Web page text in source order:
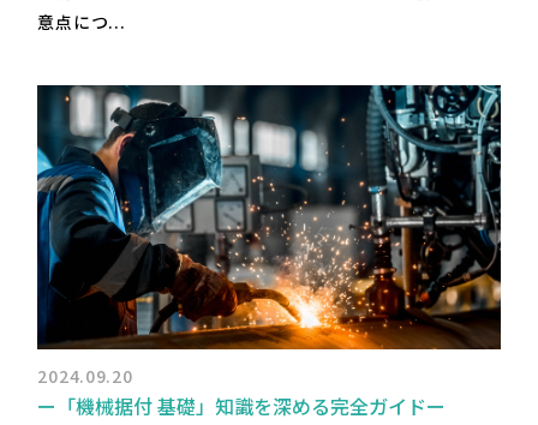
意点につ...
2024.09.20
ー「機械据付 基礎」知識を深める完全ガイドー